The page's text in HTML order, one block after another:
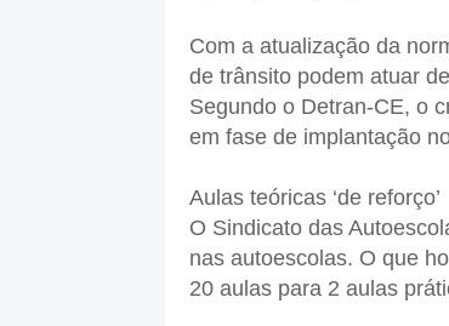
Com a atualização da
de trânsito podem atuar
Segundo o Detran-CE, o
em fase de implantação
Aulas teóricas ‘de reforço’
O Sindicato das
nas autoescolas. O que
20 aulas para 2 aulas